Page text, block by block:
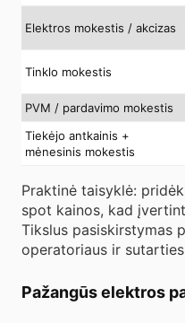
Elektros mokestis / akcizas
Tinklo mokestis
PVM / pardavimo mokestis
Tiekėjo antkainis +
mėnesinis mokestis
Praktinė taisyklė:
spot kainos, kad
Tikslus pasiskirstymas
operatoriaus ir
Pažangūs elektros